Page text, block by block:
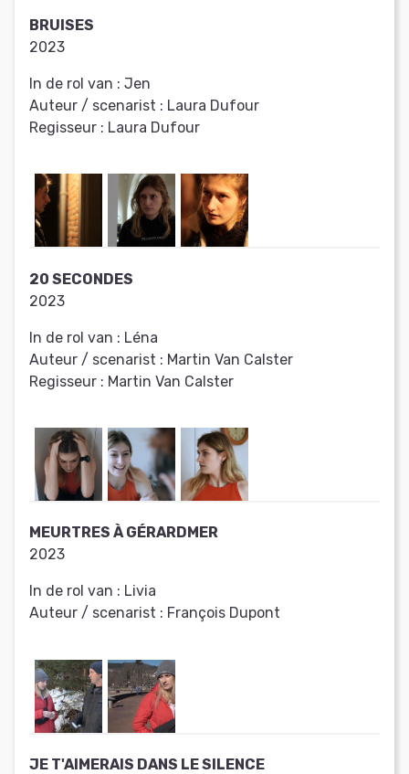
BRUISES
2023
In de rol van : Jen
Auteur / scenarist : Laura Dufour
Regisseur : Laura Dufour
20 SECONDES
2023
In de rol van : Léna
Auteur / scenarist : Martin Van Calster
Regisseur : Martin Van Calster
MEURTRES À GÉRARDMER
2023
In de rol van : Livia
Auteur / scenarist : François Dupont
JE T'AIMERAIS DANS LE SILENCE